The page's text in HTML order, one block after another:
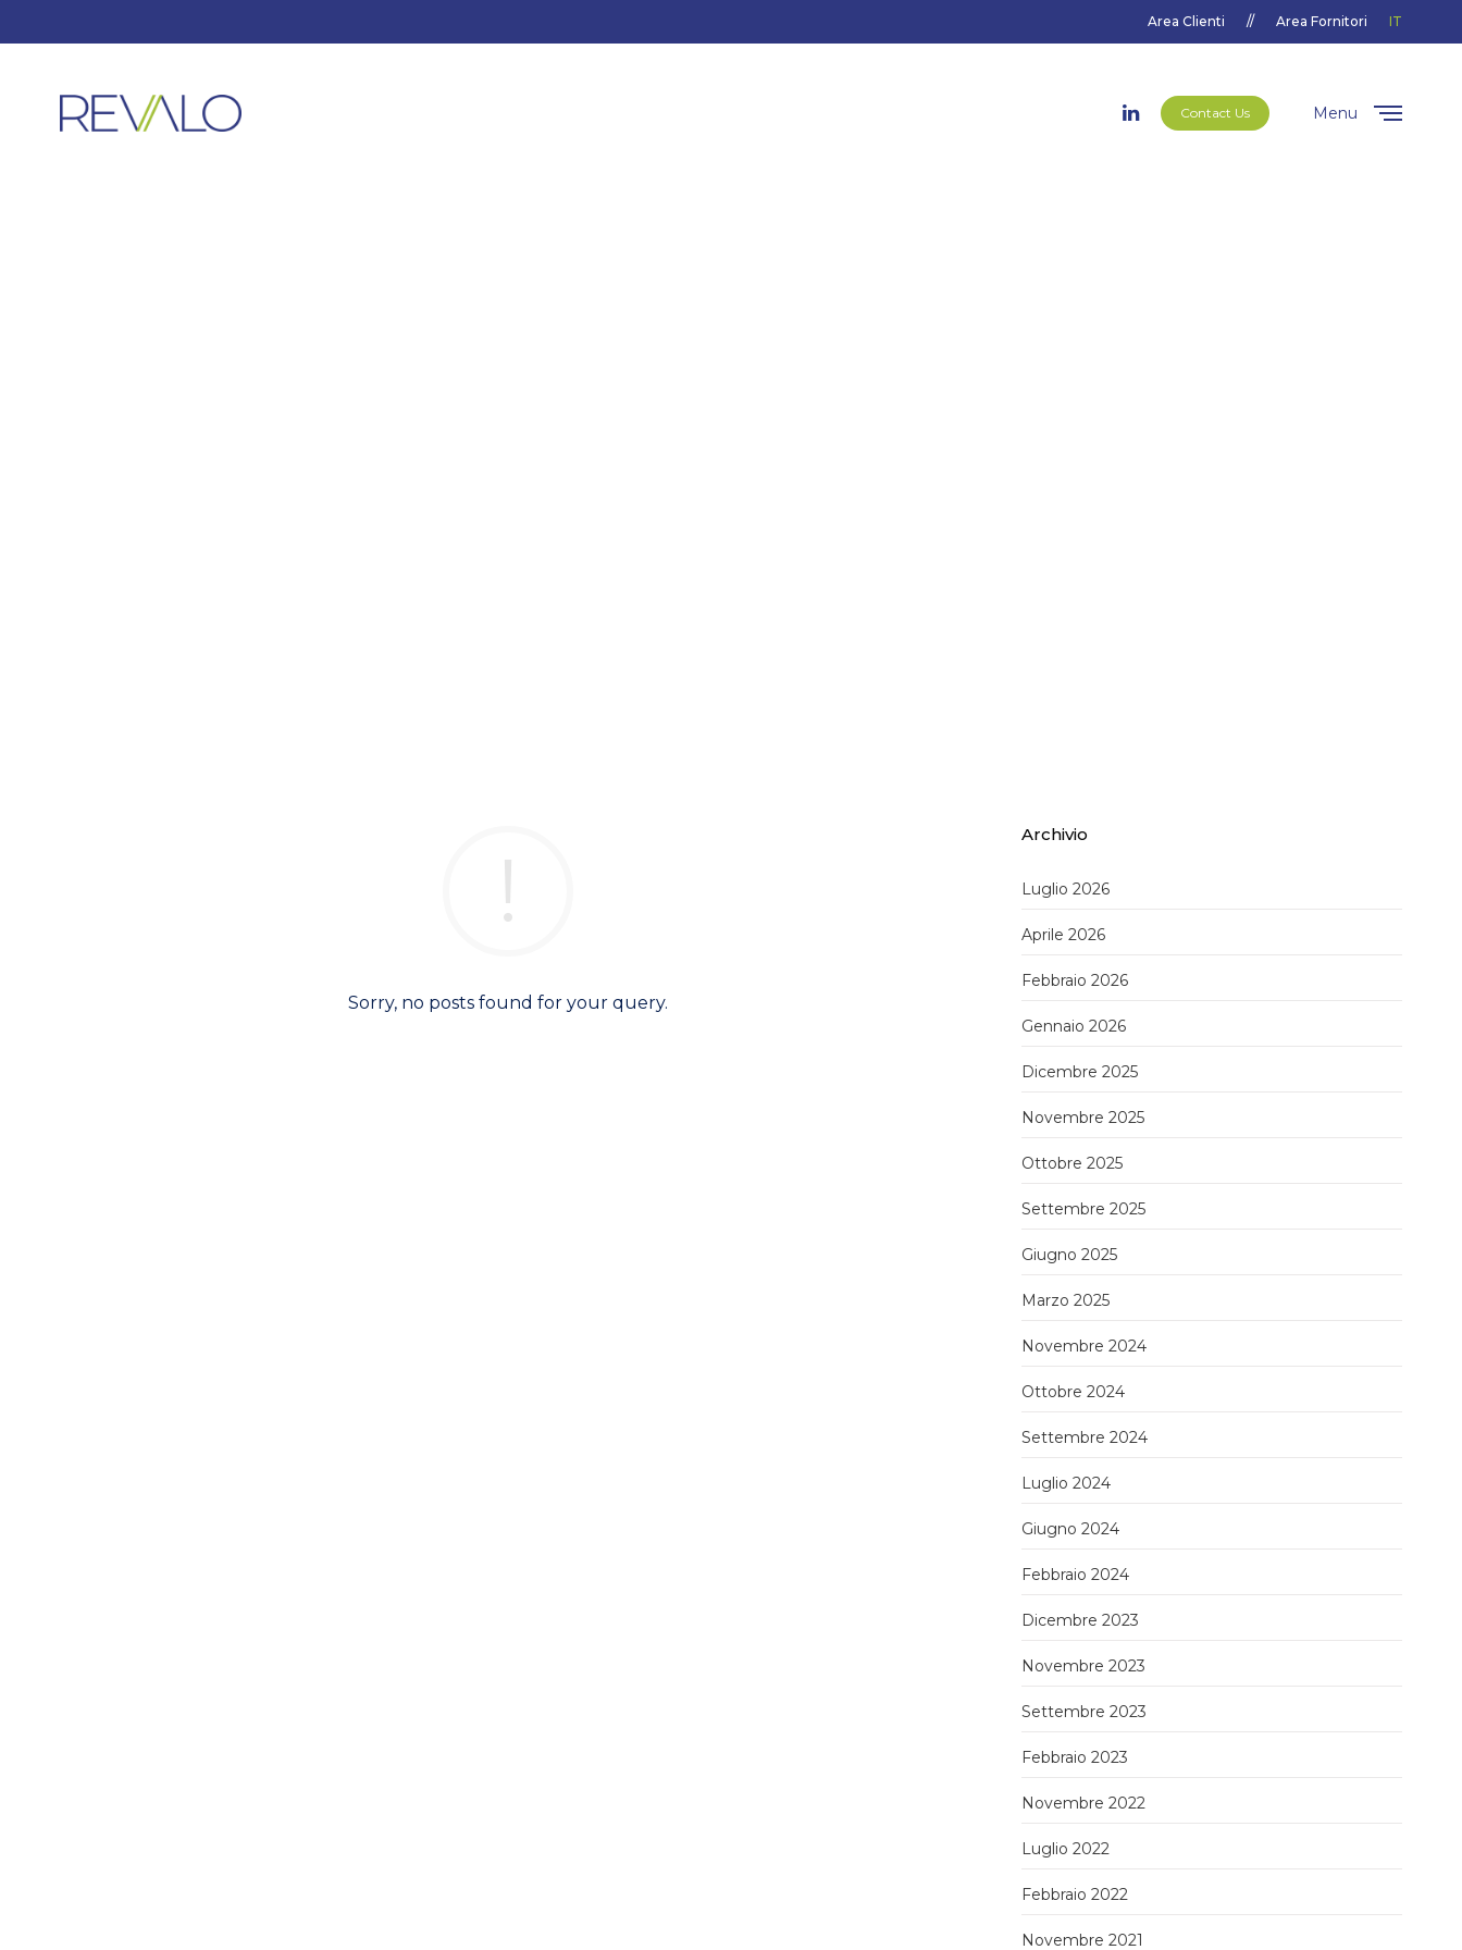
Area Clienti // Area Fornitori IT
Contact Us Menu
Sorry, no posts found for your query.
Archivio
Luglio 2026
Aprile 2026
Febbraio 2026
Gennaio 2026
Dicembre 2025
Novembre 2025
Ottobre 2025
Settembre 2025
Giugno 2025
Marzo 2025
Novembre 2024
Ottobre 2024
Settembre 2024
Luglio 2024
Giugno 2024
Febbraio 2024
Dicembre 2023
Novembre 2023
Settembre 2023
Febbraio 2023
Novembre 2022
Luglio 2022
Febbraio 2022
Novembre 2021